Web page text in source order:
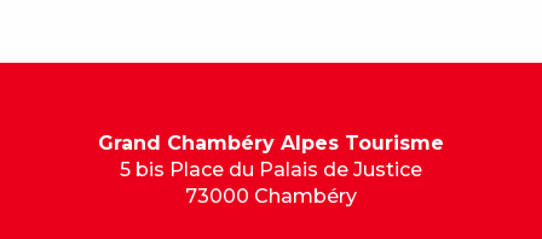
Grand Chambéry Alpes Tourisme
5 bis Place du Palais de Justice
73000 Chambéry